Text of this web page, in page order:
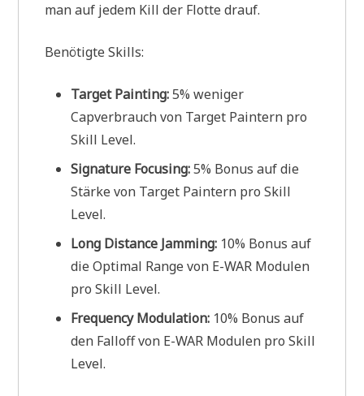
man auf jedem Kill der Flotte drauf.
Benötigte Skills:
Target Painting:5% weniger
Capverbrauch von Target Paintern pro
Skill Level.
Signature Focusing:5% Bonus auf die
Stärke von Target Paintern pro Skill
Level.
Long Distance Jamming: 10% Bonus auf
die Optimal Range von E-WAR Modulen
pro Skill Level.
Frequency Modulation: 10% Bonus auf
den Falloff von E-WAR Modulen pro Skill
Level.